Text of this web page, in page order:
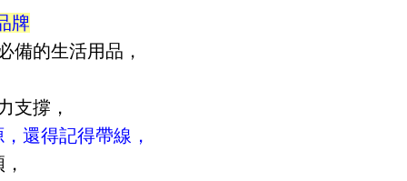
牌
備的生活用品，
支撐，
還得記得帶線，